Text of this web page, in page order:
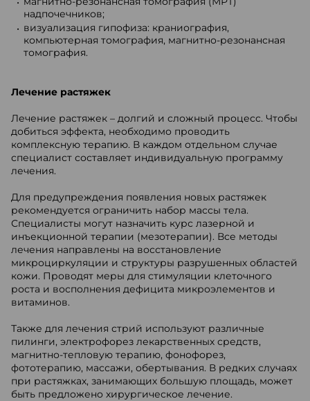
надпочечников;
визуализация гипофиза: краниография,
компьютерная томография, магнитно-резонансная
томография.
Лечение растяжек
Лечение растяжек – долгий и сложный процесс. Чтобы
добиться эффекта, необходимо проводить
комплексную терапию. В каждом отдельном случае
специалист составляет индивидуальную программу
лечения.
Для предупреждения появления новых растяжек
рекомендуется ограничить набор массы тела.
Специалисты могут назначить курс лазерной и
инъекционной терапии (мезотерапии). Все методы
лечения направлены на восстановление
микроциркуляции и структуры разрушенных областей
кожи. Проводят меры для стимуляции клеточного
роста и восполнения дефицита микроэлементов и
витаминов.
Также для лечения стрий используют различные
пилинги, электрофорез лекарственных средств,
магнитно-тепловую терапию, фонофорез,
фототерапию, массажи, обертывания. В редких случаях
при растяжках, занимающих большую площадь, может
быть предложено хирургическое лечение.